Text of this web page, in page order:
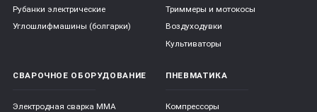
Рубанки электрические
Углошлифмашины (болгарки)
Триммеры и мотокосы
Воздуходувки
Культиваторы
СВАРОЧНОЕ ОБОРУДОВАНИЕ
Электродная сварка ММА
ПНЕВМАТИКА
Компрессоры